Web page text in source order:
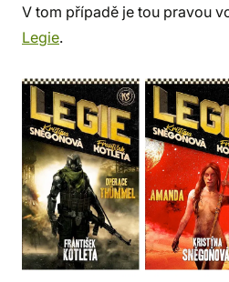
V tom případě je tou pravou
Legie.